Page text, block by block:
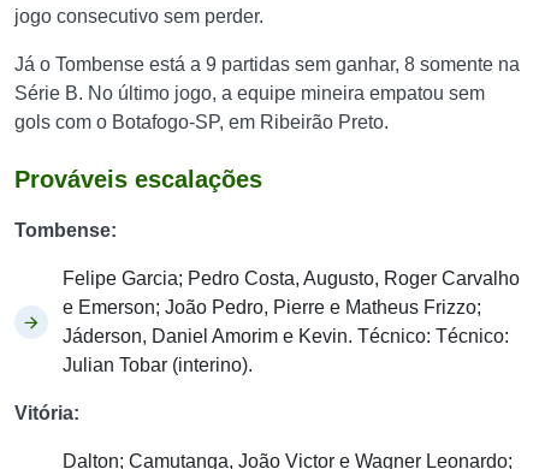
jogo consecutivo sem perder.
Já o Tombense está a 9 partidas sem ganhar, 8 somente na
Série B. No último jogo, a equipe mineira empatou sem
gols com o Botafogo-SP, em Ribeirão Preto.
Prováveis escalações
Tombense:
Felipe Garcia; Pedro Costa, Augusto, Roger Carvalho
e Emerson; João Pedro, Pierre e Matheus Frizzo;
Jáderson, Daniel Amorim e Kevin. Técnico: Técnico:
Julian Tobar (interino).
Vitória:
Dalton; Camutanga, João Victor e Wagner Leonardo;